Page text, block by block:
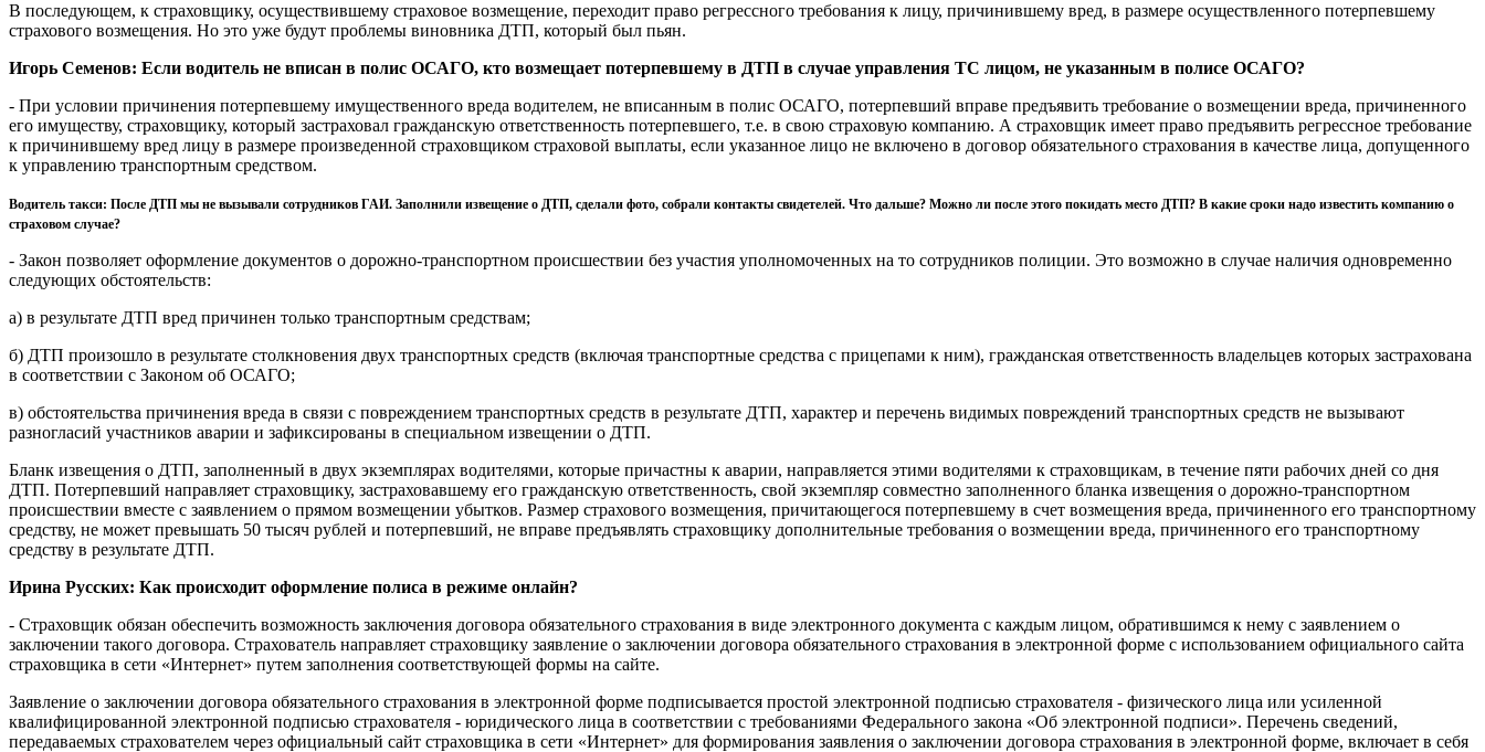
В последующем, к страховщику, осуществившему страховое возмещение, переходит право регрессного требования к лицу, причинившему вред, в размере осуществленного потерпевшему
страхового возмещения. Но это уже будут проблемы виновника ДТП, который был пьян.
Игорь Семенов: Если водитель не вписан в полис ОСАГО, кто возмещает потерпевшему в ДТП в случае управления ТС лицом, не указанным в полисе ОСАГО?
- При условии причинения потерпевшему имущественного вреда водителем, не вписанным в полис ОСАГО, потерпевший вправе предъявить требование о возмещении вреда, причиненного
его имуществу, страховщику, который застраховал гражданскую ответственность потерпевшего, т.е. в свою страховую компанию. А страховщик имеет право предъявить регрессное требование
к причинившему вред лицу в размере произведенной страховщиком страховой выплаты, если указанное лицо не включено в договор обязательного страхования в качестве лица, допущенного
к управлению транспортным средством.
Водитель такси: После ДТП мы не вызывали сотрудников ГАИ. Заполнили извещение о ДТП, сделали фото, собрали контакты свидетелей. Что дальше? Можно ли после этого покидать место ДТП? В какие сроки надо известить компанию о
страховом случае?
- Закон позволяет оформление документов о дорожно-транспортном происшествии без участия уполномоченных на то сотрудников полиции. Это возможно в случае наличия одновременно
следующих обстоятельств:
а) в результате ДТП вред причинен только транспортным средствам;
б) ДТП произошло в результате столкновения двух транспортных средств (включая транспортные средства с прицепами к ним), гражданская ответственность владельцев которых застрахована
в соответствии с Законом об ОСАГО;
в) обстоятельства причинения вреда в связи с повреждением транспортных средств в результате ДТП, характер и перечень видимых повреждений транспортных средств не вызывают
разногласий участников аварии и зафиксированы в специальном извещении о ДТП.
Бланк извещения о ДТП, заполненный в двух экземплярах водителями, которые причастны к аварии, направляется этими водителями к страховщикам, в течение пяти рабочих дней со дня
ДТП. Потерпевший направляет страховщику, застраховавшему его гражданскую ответственность, свой экземпляр совместно заполненного бланка извещения о дорожно-транспортном
происшествии вместе с заявлением о прямом возмещении убытков. Размер страхового возмещения, причитающегося потерпевшему в счет возмещения вреда, причиненного его транспортному
средству, не может превышать 50 тысяч рублей и потерпевший, не вправе предъявлять страховщику дополнительные требования о возмещении вреда, причиненного его транспортному
средству в результате ДТП.
Ирина Русских: Как происходит оформление полиса в режиме онлайн?
- Страховщик обязан обеспечить возможность заключения договора обязательного страхования в виде электронного документа с каждым лицом, обратившимся к нему с заявлением о
заключении такого договора. Страхователь направляет страховщику заявление о заключении договора обязательного страхования в электронной форме с использованием официального сайта
страховщика в сети «Интернет» путем заполнения соответствующей формы на сайте.
Заявление о заключении договора обязательного страхования в электронной форме подписывается простой электронной подписью страхователя - физического лица или усиленной
квалифицированной электронной подписью страхователя - юридического лица в соответствии с требованиями Федерального закона «Об электронной подписи». Перечень сведений,
передаваемых страхователем через официальный сайт страховщика в сети «Интернет» для формирования заявления о заключении договора страхования в электронной форме, включает в себя